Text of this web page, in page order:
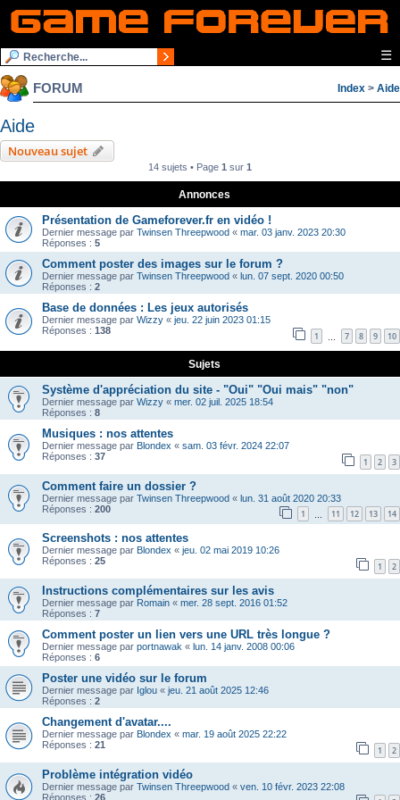
☰
FORUM Index > Aide
Aide
Nouveau sujet
14 sujets • Page 1 sur 1
Annonces
Présentation de Gameforever.fr en vidéo !
Dernier message par Twinsen Threepwood « mar. 03 janv. 2023 20:30
Réponses : 5
Comment poster des images sur le forum ?
Dernier message par Twinsen Threepwood « lun. 07 sept. 2020 00:50
Réponses : 2
Base de données : Les jeux autorisés
Dernier message par Wizzy « jeu. 22 juin 2023 01:15
Réponses : 138 1 7 8 9 10
Sujets
Système d'appréciation du site - "Oui" "Oui mais" "non"
Dernier message par Wizzy « mer. 02 juil. 2025 18:54
Réponses : 8
Musiques : nos attentes
Dernier message par Blondex « sam. 03 févr. 2024 22:07
Réponses : 37 1 2 3
Comment faire un dossier ?
Dernier message par Twinsen Threepwood « lun. 31 août 2020 20:33
Réponses : 200 1 11 12 13 14
Screenshots : nos attentes
Dernier message par Blondex « jeu. 02 mai 2019 10:26
Réponses : 25 1 2
Instructions complémentaires sur les avis
Dernier message par Romain « mer. 28 sept. 2016 01:52
Réponses : 7
Comment poster un lien vers une URL très longue ?
Dernier message par portnawak « lun. 14 janv. 2008 00:06
Réponses : 6
Poster une vidéo sur le forum
Dernier message par Iglou « jeu. 21 août 2025 12:46
Réponses : 2
Changement d'avatar....
Dernier message par Blondex « mar. 19 août 2025 22:22
Réponses : 21 1 2
Problème intégration vidéo
Dernier message par Twinsen Threepwood « ven. 10 févr. 2023 22:08
Réponses : 26